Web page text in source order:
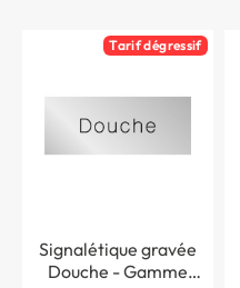
Tarif dégressif
Signalétique gravée
Douche - Gamme